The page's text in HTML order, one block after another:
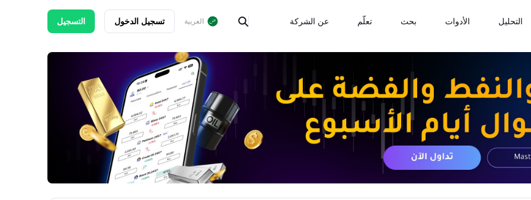
التحليل الأدوات بحث تعلّم عن الشركة العربية تسجيل الدخول التسجيل